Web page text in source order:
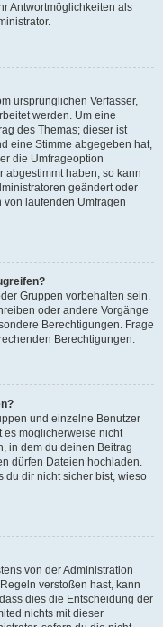
Antwortmöglichkeiten als
ursprünglichen Verfasser,
werden. Um eine
des Themas; dieser ist
eine Stimme abgegeben hat,
die Umfrageoption
abgestimmt haben, so kann
geändert oder
laufenden Umfragen
Gruppen vorbehalten sein.
oder andere Vorgänge
Berechtigungen. Frage
Berechtigungen.
und einzelne Benutzer
es möglicherweise nicht
in dem du deinen Beitrag
dürfen Dateien hochladen.
du dir nicht sicher bist, wieso
von der Administration
verstoßen hast, kann
dies die Entscheidung der
nichts mit dieser